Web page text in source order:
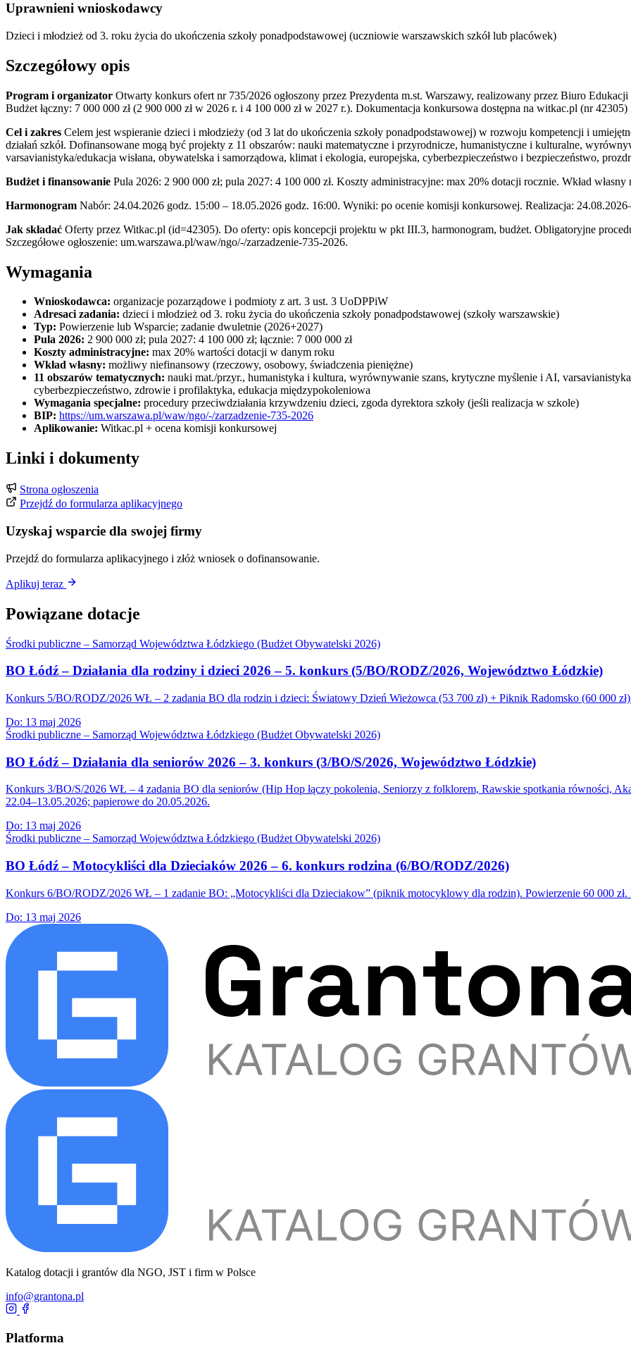
Uprawnieni wnioskodawcy
Dzieci i młodzież od 3. roku życia do ukończenia szkoły ponadpodstawowej (uczniowie warszawskich szkół lub placówek)
Szczegółowy opis
Program i organizator Otwarty konkurs ofert nr 735/2026 ogłoszony przez Prezydenta m.st. Warszawy, realizowany przez Biuro
Budżet łączny: 7 000 000 zł (2 900 000 zł w 2026 r. i 4 100 000 zł w 2027 r.). Dokumentacja konkursowa dostępna na witkac.pl (nr
Cel i zakres Celem jest wspieranie dzieci i młodzieży (od 3 lat do ukończenia szkoły ponadpodstawowej) w rozwoju kompetencji i
działań szkół. Dofinansowane mogą być projekty z 11 obszarów: nauki matematyczne i przyrodnicze, humanistyczne i kulturalne,
varsavianistyka/edukacja wisłana, obywatelska i samorządowa, klimat i ekologia, europejska, cyberbezpieczeństwo i bezpieczeństwo,
Budżet i finansowanie Pula 2026: 2 900 000 zł; pula 2027: 4 100 000 zł. Koszty administracyjne: max 20% dotacji rocznie. Wkład
Harmonogram Nabór: 24.04.2026 godz. 15:00 – 18.05.2026 godz. 16:00. Wyniki: po ocenie komisji konkursowej. Realizacja:
Jak składać Oferty przez Witkac.pl (id=42305). Do oferty: opis koncepcji projektu w pkt III.3, harmonogram, budżet. Obligatoryjne
Szczegółowe ogłoszenie: um.warszawa.pl/waw/ngo/-/zarzadzenie-735-2026.
Wymagania
Wnioskodawca: organizacje pozarządowe i podmioty z art. 3 ust. 3 UoDPPiW
Adresaci zadania: dzieci i młodzież od 3. roku życia do ukończenia szkoły ponadpodstawowej (szkoły warszawskie)
Typ: Powierzenie lub Wsparcie; zadanie dwuletnie (2026+2027)
Pula 2026: 2 900 000 zł; pula 2027: 4 100 000 zł; łącznie: 7 000 000 zł
Koszty administracyjne: max 20% wartości dotacji w danym roku
Wkład własny: możliwy niefinansowy (rzeczowy, osobowy, świadczenia pieniężne)
11 obszarów tematycznych: nauki mat./przyr., humanistyka i kultura, wyrównywanie szans, krytyczne myślenie i AI,
cyberbezpieczeństwo, zdrowie i profilaktyka, edukacja międzypokoleniowa
Wymagania specjalne: procedury przeciwdziałania krzywdzeniu dzieci, zgoda dyrektora szkoły (jeśli realizacja w szkole)
BIP: https://um.warszawa.pl/waw/ngo/-/zarzadzenie-735-2026
Aplikowanie: Witkac.pl + ocena komisji konkursowej
Linki i dokumenty
Strona ogłoszenia
Przejdź do formularza aplikacyjnego
Uzyskaj wsparcie dla swojej firmy
Przejdź do formularza aplikacyjnego i złóż wniosek o dofinansowanie.
Aplikuj teraz
Powiązane dotacje
Środki publiczne – Samorząd Województwa Łódzkiego (Budżet Obywatelski 2026)
BO Łódź – Działania dla rodziny i dzieci 2026 – 5. konkurs (5/BO/RODZ/2026, Województwo Łódzkie)
Konkurs 5/BO/RODZ/2026 WŁ – 2 zadania BO dla rodzin i dzieci: Światowy Dzień Wieżowca (53 700 zł) + Piknik Radomsko (60 000
Do: 13 maj 2026
Środki publiczne – Samorząd Województwa Łódzkiego (Budżet Obywatelski 2026)
BO Łódź – Działania dla seniorów 2026 – 3. konkurs (3/BO/S/2026, Województwo Łódzkie)
Konkurs 3/BO/S/2026 WŁ – 4 zadania BO dla seniorów (Hip Hop łączy pokolenia, Seniorzy z folklorem, Rawskie spotkania równości,
22.04–13.05.2026; papierowe do 20.05.2026.
Do: 13 maj 2026
Środki publiczne – Samorząd Województwa Łódzkiego (Budżet Obywatelski 2026)
BO Łódź – Motocykliści dla Dzieciaków 2026 – 6. konkurs rodzina (6/BO/RODZ/2026)
Konkurs 6/BO/RODZ/2026 WŁ – 1 zadanie BO: „Motocykliści dla Dzieciakow” (piknik motocyklowy dla rodzin). Powierzenie 60 000 zł.
Do: 13 maj 2026
Katalog dotacji i grantów dla NGO, JST i firm w Polsce
info@grantona.pl
Platforma